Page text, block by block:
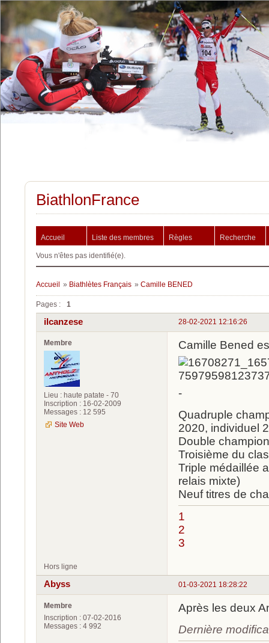
BiathlonFrance
Accueil Liste des membres Règles Recherche
Vous n'êtes pas identifié(e).
Accueil » Biathlètes Français » Camille BENED
Pages : 1
28-02-2021 12:16:26
ilcanzese
Membre
Lieu : haute patate - 70
Inscription : 16-02-2009
Messages : 12 595
Site Web
Camille Bened
-
Quadruple
2020, individuel
Double
Troisième du
Triple médaillée
relais mixte)
Neuf titres de
1
2
3
Hors ligne
01-03-2021 18:28:22
Abyss
Membre
Inscription : 07-02-2016
Messages : 4 992
Après les deux
Dernière